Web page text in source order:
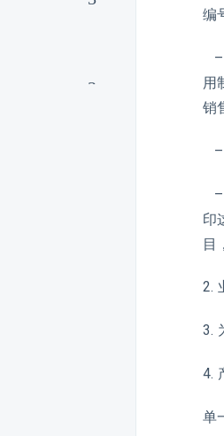
编
–
用
销
–
–
印
目
2.
3.
4.
单